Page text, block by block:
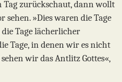
zurückschaut, dann wollt
»Dies waren die Tage
Tage lächerlicher
Tage, in denen wir es nicht
wir das Antlitz Gottes«,